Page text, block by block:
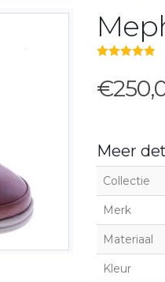
Meer
Collectie
Merk
Materiaal
Kleur